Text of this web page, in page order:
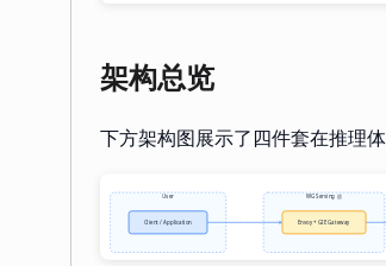
架构总览
下方架构图展示了四件套在推理